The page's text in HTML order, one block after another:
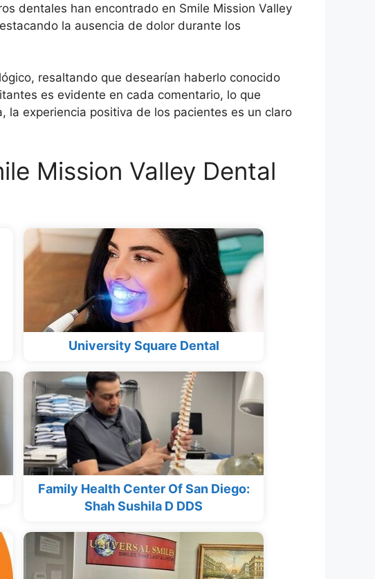
dentales han encontrado en Smile Mission Valley
la ausencia de dolor durante los
resaltando que desearían haberlo conocido
es evidente en cada comentario, lo que
experiencia positiva de los pacientes es un claro
Mission Valley Dental
University Square Dental
Family Health Center Of San Diego:
Shah Sushila D DDS